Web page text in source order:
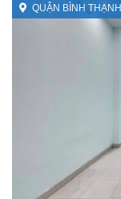
QUẬN BÌNH THẠNH